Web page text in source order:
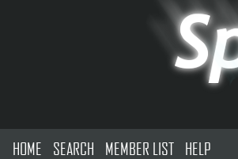
HOME SEARCH MEMBER LIST HELP